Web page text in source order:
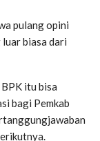
pulang opini
biasa dari
itu bisa
bagi Pemkab